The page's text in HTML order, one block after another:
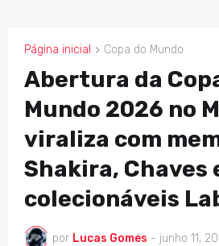
Página inicial Copa do Mundo
COPA DO MUNDO
Abertura da
Mundo 2026 no
viraliza com
Shakira, Chaves
colecionáveis
por Lucas Gomes - junho 11,